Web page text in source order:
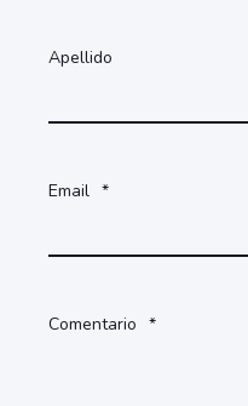
Apellido
Email *
Comentario *